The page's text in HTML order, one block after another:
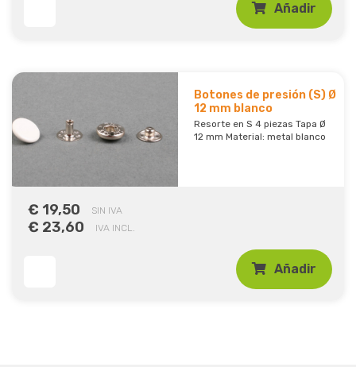
Añadir
Botones de presión (S) Ø
12 mm blanco
Resorte en S 4 piezas Tapa Ø
12 mm Material: metal blanco
€ 19,50 SIN IVA
€ 23,60 IVA INCL.
Añadir